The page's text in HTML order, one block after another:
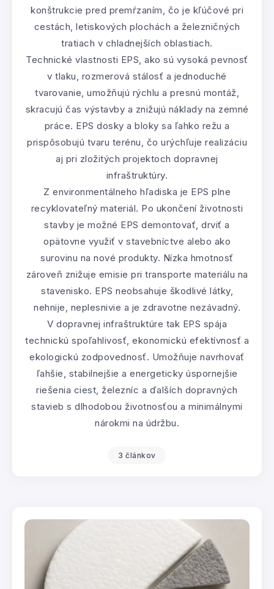
konštrukcie pred premŕzaním, čo je kľúčové pri
cestách, letiskových plochách a železničných
tratiach v chladnejších oblastiach.
Technické vlastnosti EPS, ako sú vysoká pevnosť
v tlaku, rozmerová stálosť a jednoduché
tvarovanie, umožňujú rýchlu a presnú montáž,
skracujú čas výstavby a znižujú náklady na zemné
práce. EPS dosky a bloky sa ľahko režu a
prispôsobujú tvaru terénu, čo urýchľuje realizáciu
aj pri zložitých projektoch dopravnej
infraštruktúry.
Z environmentálneho hľadiska je EPS plne
recyklovateľný materiál. Po ukončení životnosti
stavby je možné EPS demontovať, drviť a
opätovne využiť v stavebníctve alebo ako
surovinu na nové produkty. Nízka hmotnosť
zároveň znižuje emisie pri transporte materiálu na
stavenisko. EPS neobsahuje škodlivé látky,
nehnije, neplesnivie a je zdravotne nezávadný.
V dopravnej infraštruktúre tak EPS spája
technickú spoľahlivosť, ekonomickú efektívnosť a
ekologickú zodpovednosť. Umožňuje navrhovať
ľahšie, stabilnejšie a energeticky úspornejšie
riešenia ciest, železníc a ďalších dopravných
stavieb s dlhodobou životnosťou a minimálnymi
nárokmi na údržbu.
3 článkov